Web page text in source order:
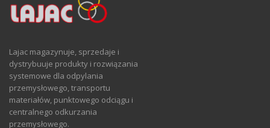
Lajac magazynuje, sprzedaje i
dystrybuuje produkty i rozwiązania
systemowe dla odpylania
przemysłowego, transportu
materiałów, punktowego odciągu i
centralnego odkurzania
przemysłowego.